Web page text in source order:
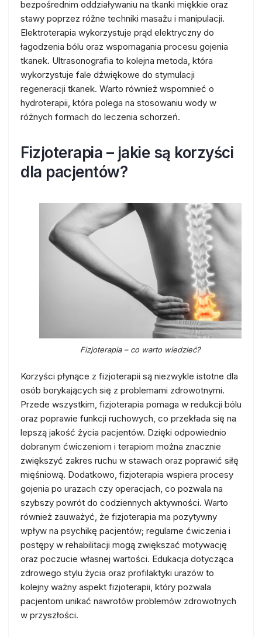
bezpośrednim oddziaływaniu na tkanki miękkie oraz
stawy poprzez różne techniki masażu i manipulacji.
Elektroterapia wykorzystuje prąd elektryczny do
łagodzenia bólu oraz wspomagania procesu gojenia
tkanek. Ultrasonografia to kolejna metoda, która
wykorzystuje fale dźwiękowe do stymulacji
regeneracji tkanek. Warto również wspomnieć o
hydroterapii, która polega na stosowaniu wody w
różnych formach do leczenia schorzeń.
Fizjoterapia – jakie są korzyści
dla pacjentów?
Fizjoterapia – co warto wiedzieć?
Korzyści płynące z fizjoterapii są niezwykle istotne dla
osób borykających się z problemami zdrowotnymi.
Przede wszystkim, fizjoterapia pomaga w redukcji bólu
oraz poprawie funkcji ruchowych, co przekłada się na
lepszą jakość życia pacjentów. Dzięki odpowiednio
dobranym ćwiczeniom i terapiom można znacznie
zwiększyć zakres ruchu w stawach oraz poprawić siłę
mięśniową. Dodatkowo, fizjoterapia wspiera procesy
gojenia po urazach czy operacjach, co pozwala na
szybszy powrót do codziennych aktywności. Warto
również zauważyć, że fizjoterapia ma pozytywny
wpływ na psychikę pacjentów; regularne ćwiczenia i
postępy w rehabilitacji mogą zwiększać motywację
oraz poczucie własnej wartości. Edukacja dotycząca
zdrowego stylu życia oraz profilaktyki urazów to
kolejny ważny aspekt fizjoterapii, który pozwala
pacjentom unikać nawrotów problemów zdrowotnych
w przyszłości.